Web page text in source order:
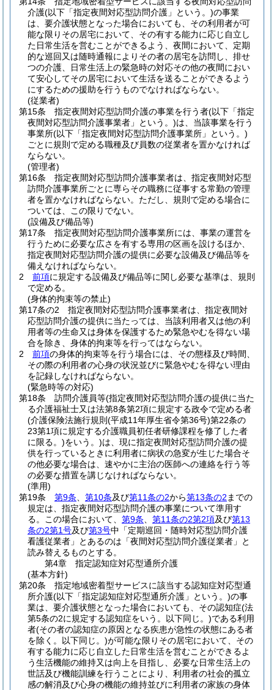
介護(以下「指定夜間対応型訪問介護」という。)の事業
は、要介護状態となった場合においても、その利用者が可
能な限りその居宅において、その有する能力に応じ自立し
た日常生活を営むことができるよう、夜間において、定期
的な巡回又は随時通報によりその者の居宅を訪問し、排せ
つの介護、日常生活上の緊急時の対応その他の夜間におい
て安心してその居宅において生活を送ることができるよう
にするための援助を行うものでなければならない。
(従業者)
第15条
指定夜間対応型訪問介護の事業を行う者(以下「指定
夜間対応型訪問介護事業者」という。)は、当該事業を行う
事業所(以下「指定夜間対応型訪問介護事業所」という。)
ごとに規則で定める職種及び員数の従業者を置かなければ
ならない。
(管理者)
第16条
指定夜間対応型訪問介護事業者は、指定夜間対応型
訪問介護事業所ごとに専らその職務に従事する常勤の管理
者を置かなければならない。 ただし、規則で定める場合に
ついては、この限りでない。
(設備及び備品等)
第17条
指定夜間対応型訪問介護事業所には、事業の運営を
行うために必要な広さを有する専用の区画を設けるほか、
指定夜間対応型訪問介護の提供に必要な設備及び備品等を
備えなければならない。
2
前項に規定する設備及び備品等に関し必要な基準は、規則
で定める。
(身体的拘束等の禁止)
第17条の2
指定夜間対応型訪問介護事業者は、指定夜間対
応型訪問介護の提供に当たっては、当該利用者又は他の利
用者等の生命又は身体を保護するため緊急やむを得ない場
合を除き、身体的拘束等を行ってはならない。
2
前項の身体的拘束等を行う場合には、その態様及び時間、
その際の利用者の心身の状況並びに緊急やむを得ない理由
を記録しなければならない。
(緊急時等の対応)
第18条
訪問介護員等(指定夜間対応型訪問介護の提供に当た
る介護福祉士又は法第8条第2項に規定する政令で定める者
(介護保険法施行規則 (平成11年厚生省令第36号)第22条の
23第1項に規定する介護職員初任者研修課程を修了した者
に限る。)をいう。)は、現に指定夜間対応型訪問介護の提
供を行っているときに利用者に病状の急変が生じた場合そ
の他必要な場合は、速やかに主治の医師への連絡を行う等
の必要な措置を講じなければならない。
(準用)
第19条
第9条 第10条及び第11条の2から第13条の2 までの
規定は、指定夜間対応型訪問介護の事業について準用す
る。
この場合において、 第9条 第11条の2第2項及び第13
条の2第1号及び第3号中「定期巡回・随時対応型訪問介護
看護従業者」とあるのは「夜間対応型訪問介護従業者」と
読み替えるものとする。
第4章
指定認知症対応型通所介護
(基本方針)
第20条
指定地域密着型サービスに該当する認知症対応型通
所介護(以下「指定認知症対応型通所介護」という。)の事
業は、要介護状態となった場合においても、その認知症(法
第5条の2に規定する認知症をいう。以下同じ。)である利用
者(その者の認知症の原因となる疾患が急性の状態にある者
を除く。以下同じ。)が可能な限りその居宅において、その
有する能力に応じ自立した日常生活を営むことができるよ
う生活機能の維持又は向上を目指し、必要な日常生活上の
世話及び機能訓練を行うことにより、利用者の社会的孤立
感の解消及び心身の機能の維持並びに利用者の家族の身体